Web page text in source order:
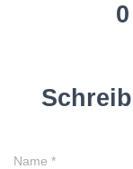
Name *